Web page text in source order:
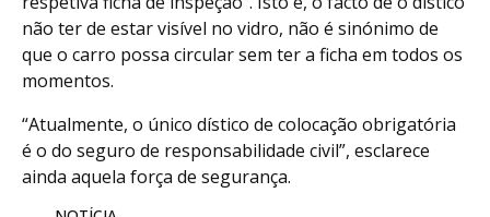
não ter de estar visível no vidro, não é sinónimo de
que o carro possa circular sem ter a ficha em todos os
momentos.
“Atualmente, o único dístico de colocação obrigatória
é o do seguro de responsabilidade civil”, esclarece
ainda aquela força de segurança.